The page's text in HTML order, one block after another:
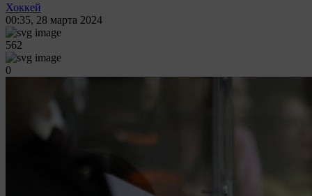
Хоккей
00:35, 28 марта 2024
562
0